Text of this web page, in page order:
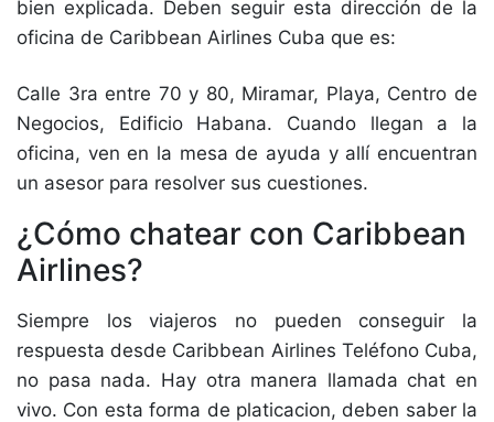
bien explicada. Deben seguir esta dirección de la
oficina de Caribbean Airlines Cuba que es:
Calle 3ra entre 70 y 80, Miramar, Playa, Centro de
Negocios, Edificio Habana. Cuando llegan a la
oficina, ven en la mesa de ayuda y allí encuentran
un asesor para resolver sus cuestiones.
¿Cómo chatear con Caribbean
Airlines?
Siempre los viajeros no pueden conseguir la
respuesta desde Caribbean Airlines Teléfono Cuba,
no pasa nada. Hay otra manera llamada chat en
vivo. Con esta forma de platicacion, deben saber la